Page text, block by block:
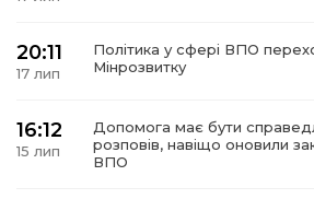
20:11
17 лип
Політика у сфері ВПО
Мінрозвитку
16:12
15 лип
Допомога має бути
розповів, навіщо оновили
ВПО